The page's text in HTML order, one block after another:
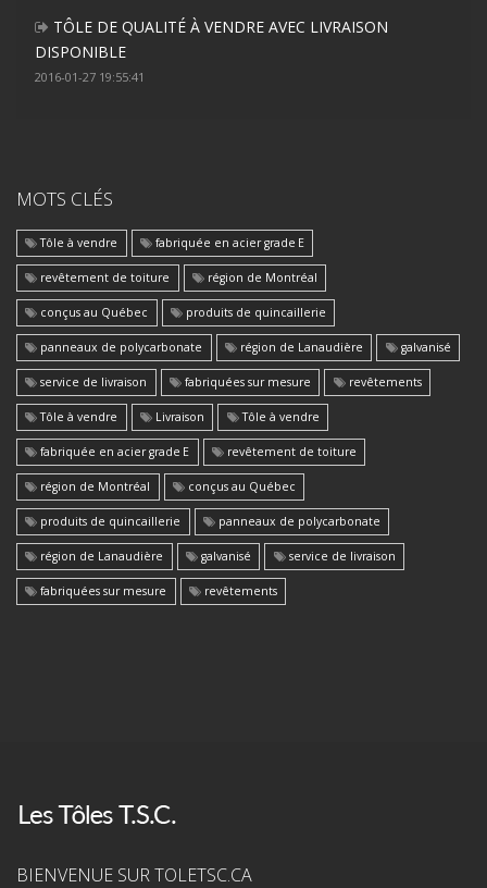
TÔLE DE QUALITÉ À VENDRE AVEC LIVRAISON
DISPONIBLE
2016-01-27 19:55:41
MOTS CLÉS
Tôle à vendre fabriquée en acier grade E
revêtement de toiture région de Montréal
conçus au Québec produits de quincaillerie
panneaux de polycarbonate région de Lanaudière galvanisé
service de livraison fabriquées sur mesure revêtements
Tôle à vendre Livraison Tôle à vendre
fabriquée en acier grade E revêtement de toiture
région de Montréal conçus au Québec
produits de quincaillerie panneaux de polycarbonate
région de Lanaudière galvanisé service de livraison
fabriquées sur mesure revêtements
BIENVENUE SUR TOLETSC.CA